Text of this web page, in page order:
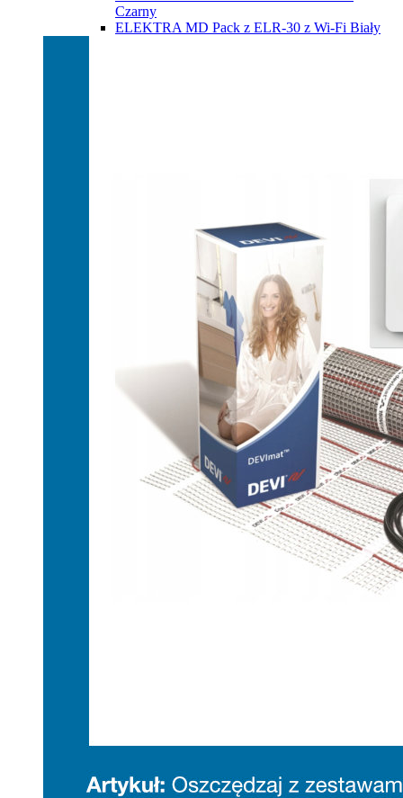
Czarny
ELEKTRA MD Pack z ELR-30 z Wi-Fi Biały